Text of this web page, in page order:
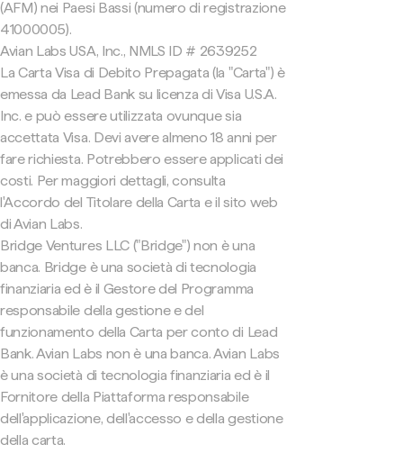
(AFM) nei Paesi Bassi (numero di registrazione
41000005).
Avian Labs USA, Inc., NMLS ID # 2639252
La Carta Visa di Debito Prepagata (la "Carta") è
emessa da Lead Bank su licenza di Visa U.S.A.
Inc. e può essere utilizzata ovunque sia
accettata Visa. Devi avere almeno 18 anni per
fare richiesta. Potrebbero essere applicati dei
costi. Per maggiori dettagli, consulta
l'Accordo del Titolare della Carta e il sito web
di Avian Labs.
Bridge Ventures LLC ("Bridge") non è una
banca. Bridge è una società di tecnologia
finanziaria ed è il Gestore del Programma
responsabile della gestione e del
funzionamento della Carta per conto di Lead
Bank. Avian Labs non è una banca. Avian Labs
è una società di tecnologia finanziaria ed è il
Fornitore della Piattaforma responsabile
dell'applicazione, dell'accesso e della gestione
della carta.